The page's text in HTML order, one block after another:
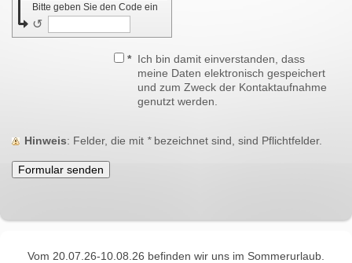
Bitte geben Sie den Code ein
↺
* Ich bin damit einverstanden, dass
meine Daten elektronisch gespeichert
und zum Zweck der Kontaktaufnahme
genutzt werden.
Hinweis : Felder, die mit *bezeichnet sind, sind Pflichtfelder.
Vom 20.07.26-10.08.26 befinden wir uns im Sommerurlaub.